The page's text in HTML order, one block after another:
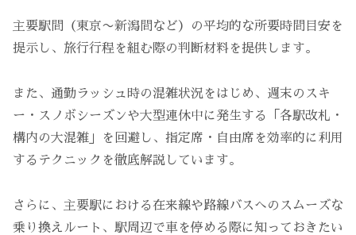
主要駅間（東京〜新潟間など）の平均的な所要時間目安を
提示し、旅行行程を組む際の判断材料を提供します。
また、通勤ラッシュ時の混雑状況をはじめ、週末のスキ
ー・スノボシーズンや大型連休中に発生する「各駅改札・
構内の大混雑」を回避し、指定席・自由席を効率的に利用
するテクニックを徹底解説しています。
さらに、主要駅における在来線や路線バスへのスムーズな
乗り換えルート、駅周辺で車を停める際に知っておきたい